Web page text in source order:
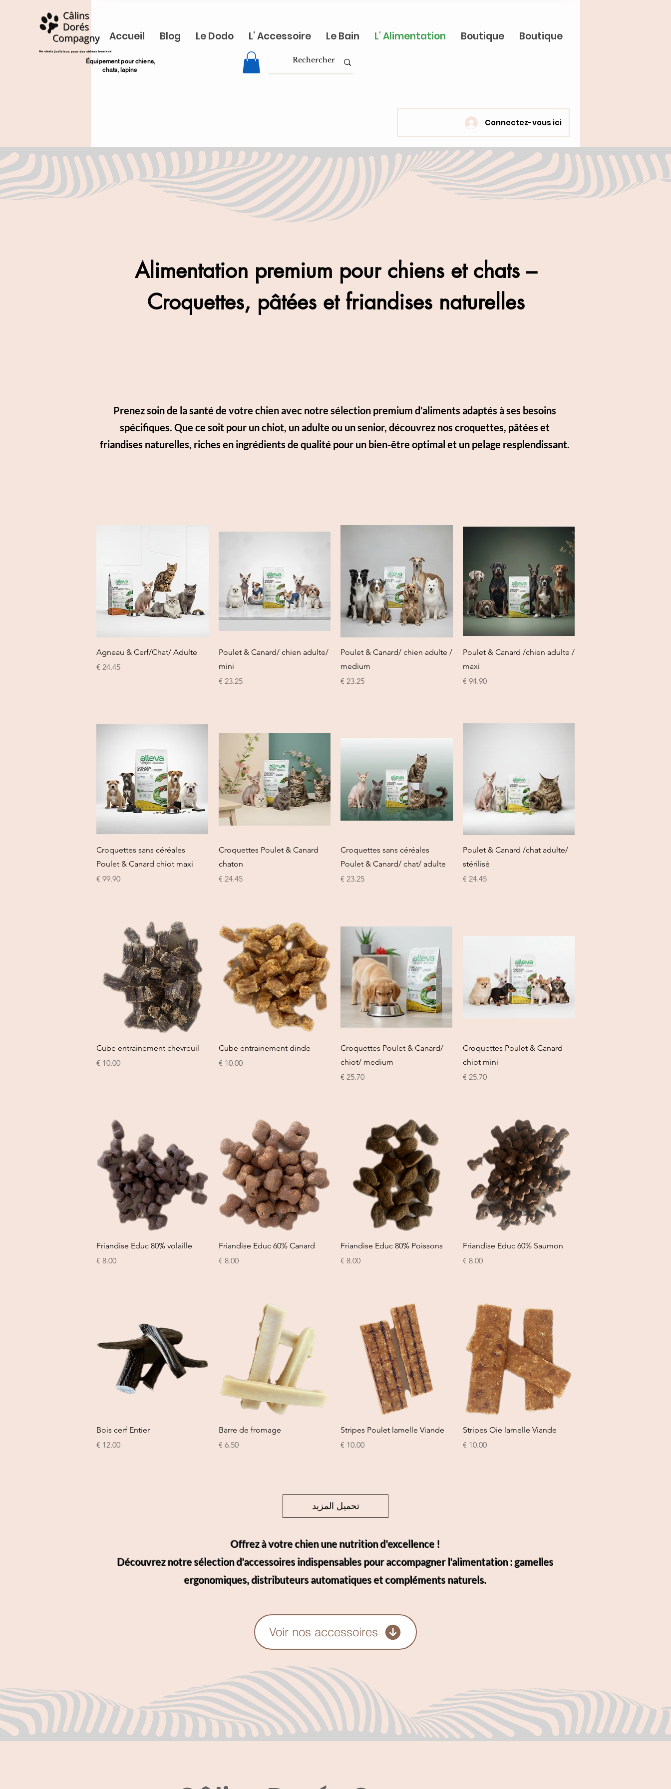
Accueil Blog Le Dodo L' Accessoire Le Bain L' Alimentation Boutique Boutique
​Équipement pour chiens,
chats, lapins
Connectez-vous ici
Alimentation premium pour chiens et chats –
Croquettes, pâtées et friandises naturelles
Prenez soin de la santé de votre chien avec notre sélection premium d’aliments adaptés à ses besoins
spécifiques. Que ce soit pour un chiot, un adulte ou un senior, découvrez nos croquettes, pâtées et
friandises naturelles, riches en ingrédients de qualité pour un bien-être optimal et un pelage resplendissant.
العرض السريع
Poulet & Canard /chien adulte /
maxi
السعر‏94.90 €
العرض السريع
Poulet & Canard/ chien adulte /
medium
السعر
العرض السريع
Poulet & Canard/ chien adulte/
mini
السعر‏23.25 €
العرض السريع
Agneau & Cerf/Chat/ Adulte
السعر
العرض السريع
Poulet & Canard /chat adulte/
stérilisé
السعر‏24.45 €
العرض السريع
Croquettes sans céréales
Poulet & Canard/ chat/ adulte
السعر
العرض السريع
Croquettes Poulet & Canard
chaton
السعر‏24.45 €
العرض السريع
Croquettes sans céréales
Poulet & Canard chiot maxi
السعر
العرض السريع
Croquettes Poulet & Canard
chiot mini
السعر‏25.70 €
العرض السريع
Croquettes Poulet & Canard/
chiot/ medium
السعر
العرض السريع
Cube entrainement dinde
السعر‏10.00 €
العرض السريع
Cube entrainement chevreuil
السعر
العرض السريع
Friandise Educ 60% Saumon
السعر‏8.00 €
العرض السريع
Friandise Educ 80% Poissons
السعر
العرض السريع
Friandise Educ 60% Canard
السعر‏8.00 €
العرض السريع
Friandise Educ 80% volaille
السعر
العرض السريع
Stripes Oie lamelle Viande
السعر‏10.00 €
العرض السريع
Stripes Poulet lamelle Viande
السعر
العرض السريع
Barre de fromage
السعر‏6.50 €
العرض السريعBois cerf Entier
السعر
تحميل المزيد
Offrez à votre chien une nutrition d'excellence !
Découvrez notre sélection d’accessoires indispensables pour accompagner l’alimentation : gamelles
ergonomiques, distributeurs automatiques et compléments naturels.
Voir nos accessoires